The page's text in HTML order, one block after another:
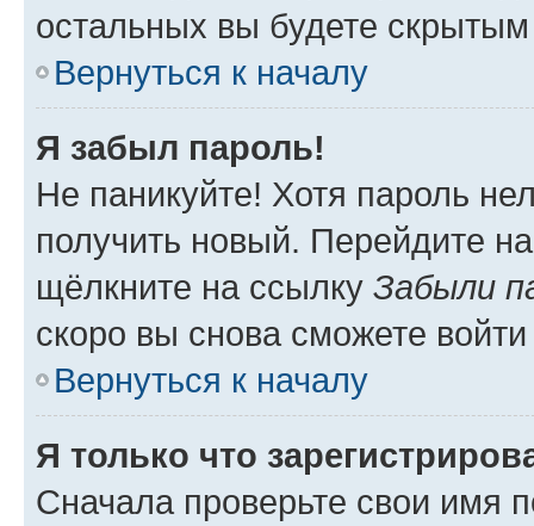
остальных вы будете
Вернуться к началу
Я забыл пароль!
Не паникуйте! Хотя пароль
получить новый. Перейдите
щёлкните на ссылку Забыли
скоро вы снова сможете
Вернуться к началу
Я только что
Сначала проверьте свои имя